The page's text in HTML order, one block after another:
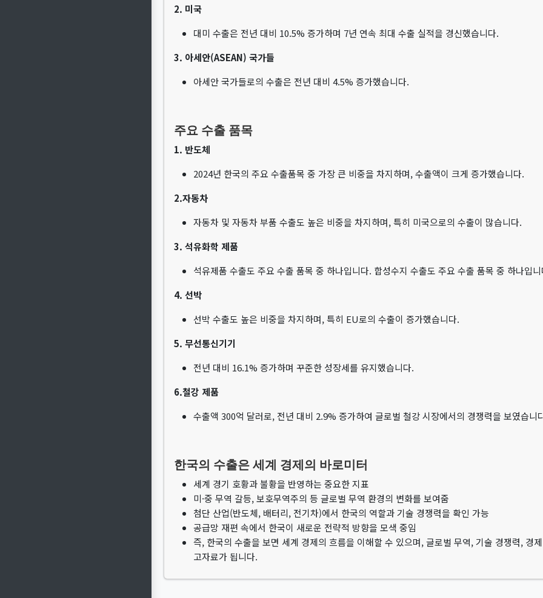
2. 미국
대미 수출은 전년 대비 10.5% 증가하며 7년 연속 최대 수출 실적을 경신했습니다.
3. 아세안(ASEAN) 국가들
아세안 국가들로의 수출은 전년 대비 4.5% 증가했습니다.
주요 수출 품목
1. 반도체
2024년 한국의 주요 수출품목 중 가장 큰 비중을 차지하며, 수출액이 크게 증가했습니다.
2.자동차
자동차 및 자동차 부품 수출도 높은 비중을 차지하며, 특히 미국으로의 수출이 많습니다.
3. 석유화학 제품
석유제품 수출도 주요 수출 품목 중 하나입니다. 합성수지 수출도 주요 수출 품목 중 하나입
4. 선박
선박 수출도 높은 비중을 차지하며, 특히 EU로의 수출이 증가했습니다.
5. 무선통신기기
전년 대비 16.1% 증가하며 꾸준한 성장세를 유지했습니다.
6.철강 제품
수출액 300억 달러로, 전년 대비 2.9% 증가하여 글로벌 철강 시장에서의 경쟁력을 보였습니
한국의 수출은 세계 경제의 바로미터
세계 경기 호황과 불황을 반영하는 중요한 지표
미·중 무역 갈등, 보호무역주의 등 글로벌 무역 환경의 변화를 보여줌
첨단 산업(반도체, 배터리, 전기차)에서 한국의 역할과 기술 경쟁력을 확인 가능
공급망 재편 속에서 한국이 새로운 전략적 방향을 모색 중임
즉, 한국의 수출을 보면 세계 경제의 흐름을 이해할 수 있으며, 글로벌 무역, 기술 경쟁력, 경
고자료가 됩니다.